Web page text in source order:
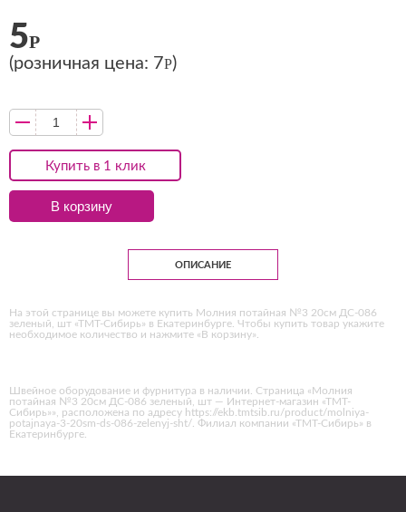
Купить в 1 клик
5Р
(розничная цена: 7Р)
В корзину
ОПИСАНИЕ
На этой странице вы можете купить Молния потайная №3 20см ДС-086
зеленый, шт «ТМТ-Сибирь» в Екатеринбурге. Чтобы купить товар укажите
необходимое количество и нажмите «В корзину».
Швейное оборудование и фурнитура в наличии. Страница «Молния
потайная №3 20см ДС-086 зеленый, шт — Интернет-магазин «ТМТ-
Сибирь»», расположена по адресу https://ekb.tmtsib.ru/product/molniya-
potajnaya-3-20sm-ds-086-zelenyj-sht/. Филиал компании «ТМТ-Сибирь» в
Екатеринбурге.